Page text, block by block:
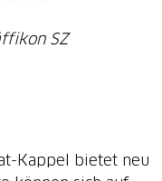
SZ
Kappel bietet neu